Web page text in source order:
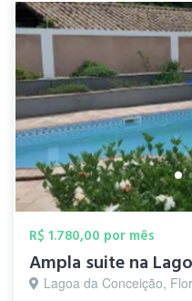
R$ 1.780,00 por mês
Ampla suite na
Lagoa da Conceição,